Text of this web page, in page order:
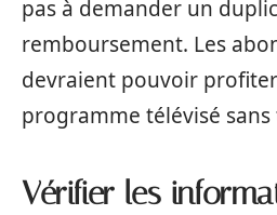
pas à demander un
remboursement. Les
devraient pouvoir
programme télévisé sans
Vérifier les